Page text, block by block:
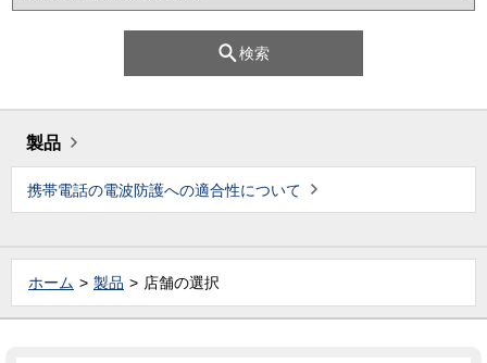
検索
製品
携帯電話の電波防護への適合性について
ホーム 製品 店舗の選択